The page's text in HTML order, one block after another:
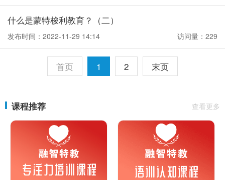
什么是蒙特梭利教育？（二）
发布时间：2022-11-29 14:14 访问量：229
首页 1 2 末页
课程推荐 查看更多